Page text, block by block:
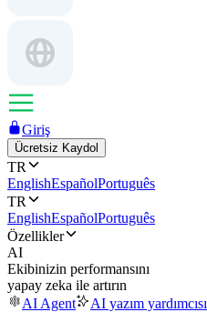
Giriş
Ücretsiz Kaydol
TR
EnglishEspañolPortuguês
TR
EnglishEspañolPortuguês
Özellikler
AI
Ekibinizin performansını
yapay zeka ile artırın
AI Agent
AI yazım yardımcısı